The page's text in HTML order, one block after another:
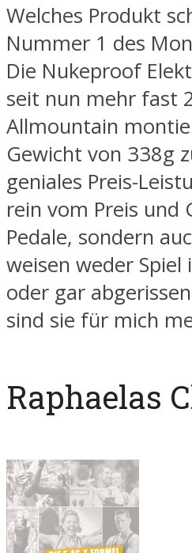
Welches Produkt
Nummer 1 des
Die Nukeproof
seit nun mehr fast
Allmountain
Gewicht von 338g
geniales Preis-
rein vom Preis und
Pedale, sondern
weisen weder
oder gar
sind sie für mich
Raphaelas